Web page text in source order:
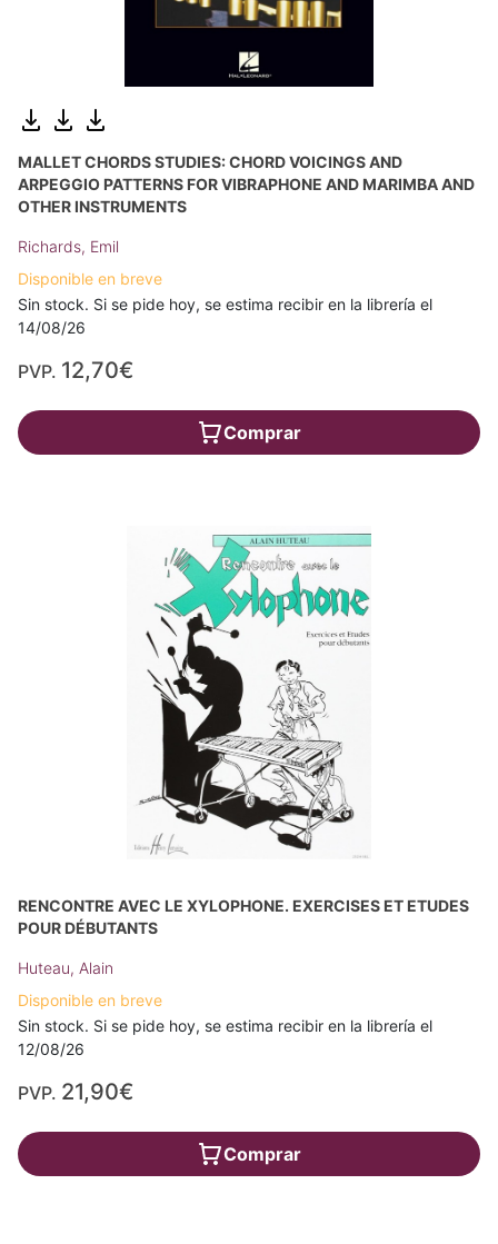
MALLET CHORDS STUDIES: CHORD VOICINGS AND
ARPEGGIO PATTERNS FOR VIBRAPHONE AND MARIMBA AND
OTHER INSTRUMENTS
Richards, Emil
Disponible en breve
Sin stock. Si se pide hoy, se estima recibir en la librería el
14/08/26
PVP. 12,70€
Comprar
RENCONTRE AVEC LE XYLOPHONE. EXERCISES ET ETUDES
POUR DÉBUTANTS
Huteau, Alain
Disponible en breve
Sin stock. Si se pide hoy, se estima recibir en la librería el
12/08/26
PVP. 21,90€
Comprar